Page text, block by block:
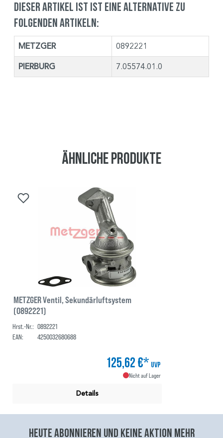
Dieser Artikel ist ist eine Alternative zu
folgenden Artikeln:
METZGER 0892221
PIERBURG 7.05574.01.0
Ähnliche Produkte
METZGER Ventil, Sekundärluftsystem
(0892221)
Hrst.-Nr.: 0892221
EAN:
4250032680688
125,62 €* UVP
Nicht auf Lager
Details
Heute abonnieren und keine aktion mehr